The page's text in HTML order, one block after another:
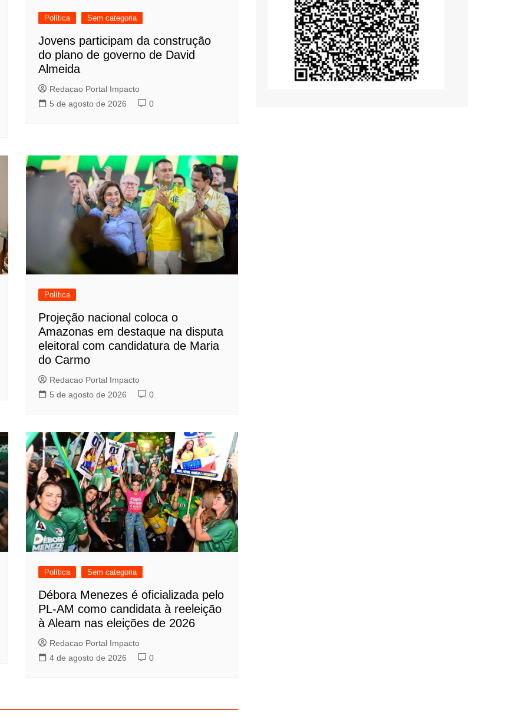
Política Sem categoria
Jovens participam da construção
do plano de governo de David
Almeida
Redacao Portal Impacto
5 de agosto de 2026
0
Política
Projeção nacional coloca o
Amazonas em destaque na disputa
eleitoral com candidatura de Maria
do Carmo
Redacao Portal Impacto
5 de agosto de 2026
0
Política Sem categoria
Débora Menezes é oficializada pelo
PL-AM como candidata à reeleição
à Aleam nas eleições de 2026
Redacao Portal Impacto
4 de agosto de 2026
0